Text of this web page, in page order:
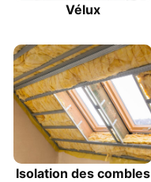
Vélux
Isolation des combles